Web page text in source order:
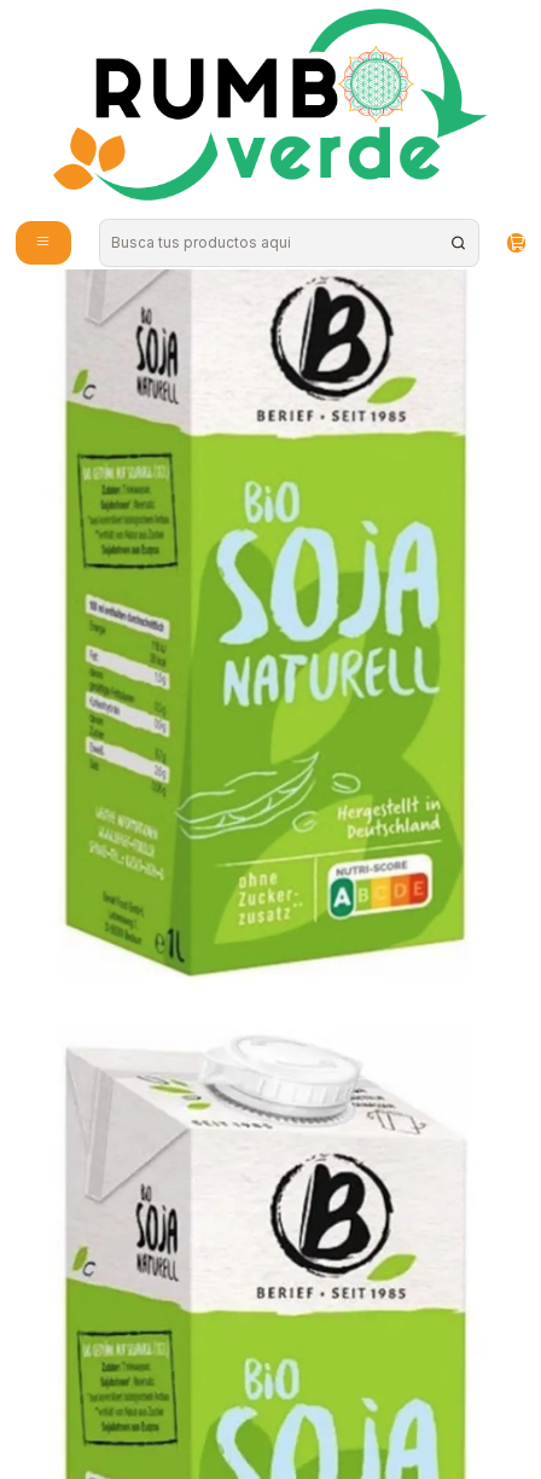
Envío gratis por compras sobre los 59.990 en la provincia de Santiago
Bebidas Vegetales
Berief - Bebida vegetal de Soya organica 1L